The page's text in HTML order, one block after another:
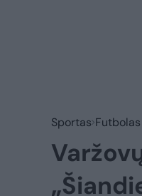
Sportas Futbolas